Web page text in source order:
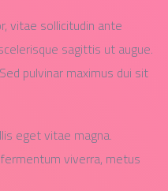
vitae sollicitudin ante
sagittis ut augue.
pulvinar maximus dui sit
eget vitae magna.
viverra, metus